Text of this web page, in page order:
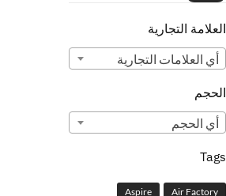
العلامة التجارية
أي ‏العلامات التجارية
الحجم
أي ‏الحجم
Tags
Air Factory
Aspire